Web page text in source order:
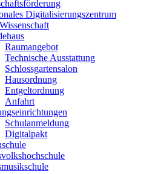
Digitalisierungszentrum
Raumangebot
Technische Ausstattung
Schlossgartensalon
Hausordnung
Entgeltordnung
Anfahrt
Schulanmeldung
Digitalpakt